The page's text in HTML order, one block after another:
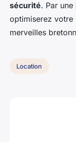
sécurité. Par une
optimiserez votre
merveilles
Location